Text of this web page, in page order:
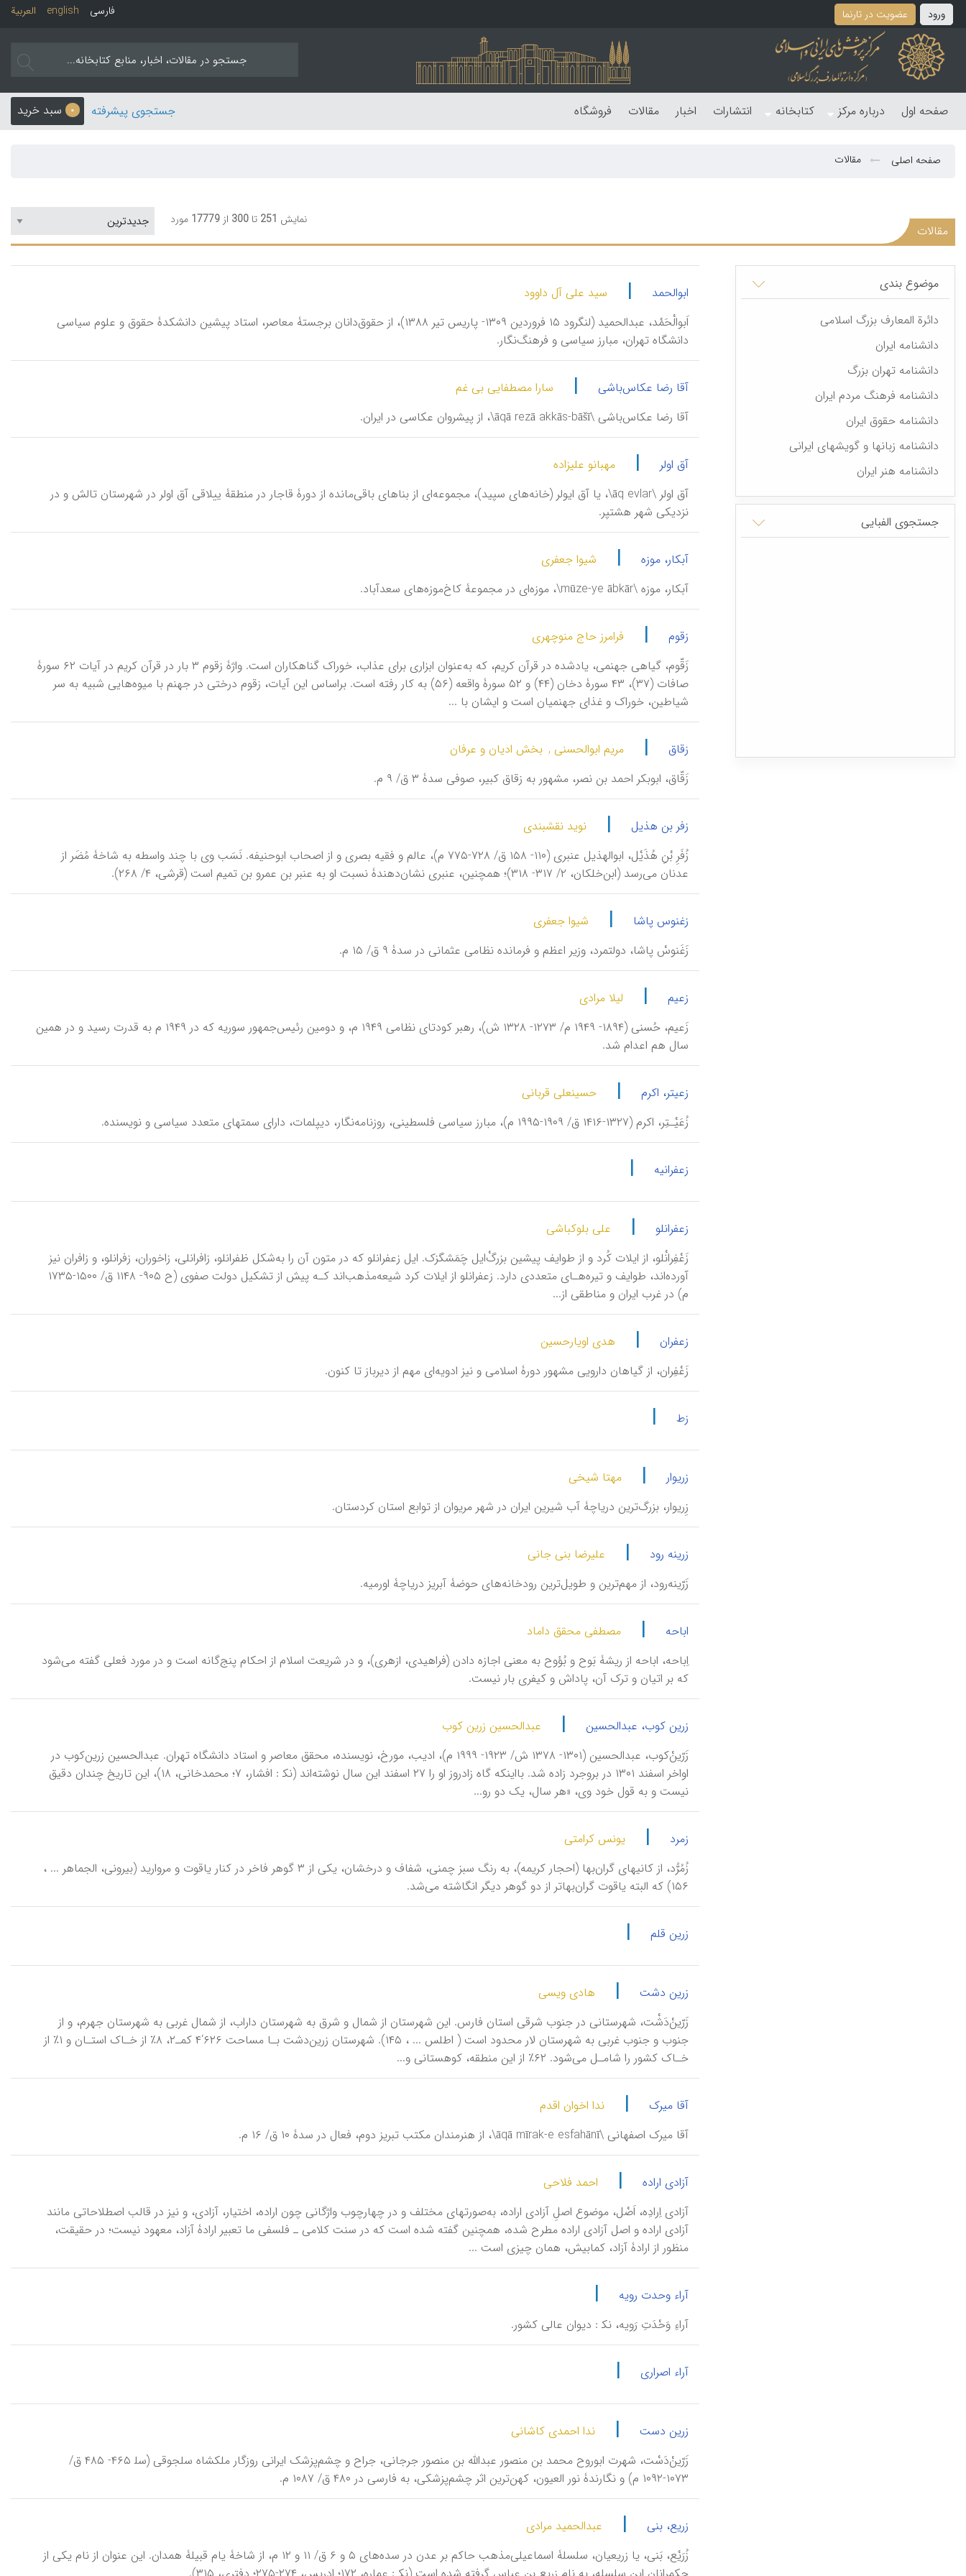
ورود عضویت در تارنما العربیة english فارسی
صفحه اول درباره مرکز کتابخانه انتشارات اخبار مقالات فروشگاه 0 سبد خرید جستجوی پیشرفته
صفحه اصلی مقالات
مقالات
نمایش 251 تا 300 از 17779 مورد
موضوع بندی
دائرة المعارف بزرگ اسلامی
دانشنامه ایران
دانشنامه تهران بزرگ
دانشنامه فرهنگ مردم ایران
دانشنامه حقوق ایران
دانشنامه زبانها و گویشهای ایرانی
دانشنامه هنر ایران
جستجوی الفبایی
ابوالحمد |
سید علی آل داوود
اَبوالْحَمْد، عبدالحمید (لنگرود ۱۵ فروردین ۱۳۰۹- پاریس تیر ۱۳۸۸)، از حقوق‌دانان برجستۀ معاصر، استاد پیشین دانشکدۀ حقوق و علوم سیاسی
دانشگاه تهران، مبارز سیاسی و فرهنگ‌نگار.
آقا رضا عکاس‌باشی |
سارا مصطفایی بی غم
آقا رضا عکاس‌باشی \āqā rezā akkās-bāšī\، از پیشروان عکاسی در ایران.
آق اولر |
مهبانو علیزاده
آق اولر \āq evlar\، یا آق ایولر (خانه‌های سپید)، مجموعه‌ای از بناهای باقی‌مانده از دورۀ قاجار در منطقۀ ییلاقی آق اولر در شهرستان تالش و در
نزدیکی شهر هشتپر.
آبکار، موزه |
شیوا جعفری
آبکار، موزه \mūze-ye ābkār\، موزه‌ای در مجموعۀ کاخ‌موزه‌های سعدآباد.
زقوم |
فرامرز حاج منوچهری
زَقّوم، گياهی جهنمی، يادشده در قرآن کريم، که به‌عنوان ابزاری برای عذاب، خوراک گناهکاران است. واژۀ زقوم ۳ بار در قرآن کريم در آيات ۶۲ سورۀ
صافات (۳۷)، ۴۳ سورۀ دخان (۴۴) و ۵۲ سورۀ واقعه (۵۶) به کار رفته است. براساس اين آيات، زقوم درختی در جهنم با ميوه‌هايی شبيه به سر
شياطين، خوراک و غذای جهنميان است و ايشان با ...
زقاق | مریم ابوالحسنی , بخش ادیان و عرفان
زَقّاق، ابوبکر احمد بن نصر، مشهور به زقاق کبیر، صوفی سدۀ ۳ ق/ ۹ م.
زفر بن هذیل |
نوید نقشبندی
زُفَرِ بْنِ هُذَیْل، ابوالهذیل عنبری (۱۱۰- ۱۵۸ ق/ ۷۲۸-۷۷۵ م)، عالم و فقیه بصری و از اصحاب ابوحنیفه. نَسَب وی با چند واسطه به شاخۀ مُضَر از
عدنان می‌رسد (ابن‌خلکان، ۲/ ۳۱۷- ۳۱۸)؛ همچنین، عنبری نشان‌دهندۀ نسبت او به عنبر بن عمرو بن تمیم است (قرشی، ۴/ ۲۶۸).
زغنوس پاشا |
شیوا جعفری
زَغَنوسْ پاشا، دولتمرد، وزیر اعظم و فرمانده نظامی عثمانی در سدۀ ۹ ق/ ۱۵ م.
زعیم |
لیلا مرادی
زَعیم، حُسنی (۱۸۹۴- ۱۹۴۹ م/ ۱۲۷۳- ۱۳۲۸ ش)، رهبر کودتای نظامی ۱۹۴۹ م، و دومین رئیس‌جمهور سوریه که در ۱۹۴۹ م به قدرت رسید و در همین
سال هم اعدام شد.
زعیتر، اکرم |
حسینعلی قربانی
زُعَیْـتِر، اکرم (۱۳۲۷-۱۴۱۶ ق/ ۱۹۰۹-۱۹۹۵ م)، مبارز سیاسی فلسطینی، روزنامه‌نگار، دیپلمات، دارای سمتهای متعدد سیاسی و نویسنده.
زعفرانیه |
زعفرانلو |
علی بلوکباشی
زَعْفِرانْلو، از ایلات کُرد و از طوایف پیشین بزرگْ‌ایل چَمَشگزک. ایل زعفرانلو که در متون آن را به‌شکل ظفرانلو، زافرانلی، زاخوران، زفرانلو، و زافران نیز
آورده‌اند، طوایف و تیره‌هـای متعددی دارد. زعفرانلو از ایلات کرد شیعه‌مذهب‌اند کـه پیش از تشکیل دولت صفوی (ح ۹۰۵- ۱۱۴۸ ق/ ۱۵۰۰-۱۷۳۵
م) در غرب ایران و مناطقی از...
زعفران |
هدی اویارحسین
زَعْفِران، از گیاهان دارویی مشهور دورۀ اسلامی و نیز ادویه‌ای مهم از دیرباز تا کنون.
زط |
زریوار |
مهتا شیخی
زِریوار، بزرگ‌ترین دریاچۀ آب شیرین ایران در شهر مریوان از توابع استان کردستان.
زرینه رود |
علیرضا بنی جانی
زَرّینه‌رود، از مهم‌ترین و طویل‌ترین رودخانه‌های حوضۀ آبریز دریاچۀ اورمیه.
اباحه |
مصطفی محقق داماد
اِباحه، اباحه از ریشۀ بَوح و بُؤوح به معنی اجازه دادن (فراهیدی، ازهری)، و در شریعت اسلام از احکام پنج‌گانه است و در مورد فعلی گفته می‌شود
که بر اتیان و ترک آن، پاداش و کیفری بار نیست.
زرین کوب، عبدالحسین |
عبدالحسین زرین کوب
زَرّینْ‌کوب، عبدالحسین (۱۳۰۱- ۱۳۷۸ ش/ ۱۹۲۳- ۱۹۹۹ م)، ادیب، مورخ، نویسنده، محقق معاصر و استاد دانشگاه تهران. عبدالحسین زرین‌کوب در
اواخر اسفند ۱۳۰۱ در بروجرد زاده شد. بااینکه گاه زادروز او را ۲۷ اسفند این سال نوشته‌اند (نک‍ : افشار، ۷؛ محمدخانی، ۱۸)، این تاریخ چندان دقیق
نیست و به قول خود وی، «هر سال، یک دو رو...
زمرد |
یونس کرامتی
زُمُرُّد، از کانیهای گران‌بها (احجار کریمه)، به رنگ سبز چمنی، شفاف و درخشان، یکی از ۳ گوهر فاخر در کنار یاقوت و مروارید (بیرونی، الجماهر ... ،
۱۵۶) که البته یاقوت گران‌بهاتر از دو گوهر دیگر ‌انگاشته می‌شد.
زرین قلم |
زرین دشت |
هادی ویسی
زَرّینْ‌دَشْت، شهرستانی در جنوب شرقی استان فارس. این شهرستان از شمال و شرق به شهرستان داراب، از شمال غربی به شهرستان جهرم، و از
جنوب و جنوب غربی به شهرستان لار محدود است ( اطلس ... ، ۱۴۵). شهرستان زرین‌دشت بـا مساحت ۶۲۶‘۴ کمـ۲، ۸٪ از خـا‌ک استـان و ۱٪ از
خـاک کشور را شامـل می‌شود. ۶۲٪ از این منطقه، کوهستانی و...
آقا میرک |
ندا اخوان اقدم
آقا میرک اصفهانی \āqā mīrak-e esfahānī\، از هنرمندان مکتب تبریز دوم، فعال در سدۀ ۱۰ ق/ ۱۶ م.
آزادی اراده |
احمد فلاحی
آزادی اِرادِه، اَصْل، موضوع اصلِ آزادی اراده، به‌صورتهای مختلف و در چهارچوب واژگانی چون اراده، اختیار، آزادی، و نیز در قالب اصطلاحاتی مانند
آزادی اراده و اصل آزادی اراده مطرح شده، همچنین گفته شده است که در سنت کلامی ـ فلسفی ما تعبیر ارادۀ آزاد، معهود نیست؛ در حقیقت،
منظور از ارادۀ آزاد، کمابیش، همان چیزی است ...
آراء وحدت رویه |
آراءِ وَحْدَتِ رَویه، نک‍ : دیوان عالی کشور.
آراء اصراری |
زرین دست |
ندا احمدی کاشانی
زَرّینْ‌دَسْت، شهرت ابوروح محمد بن منصور عبدالله بن منصور جرجانی، جراح و چشم‌پزشک ایرانی روزگار ملکشاه سلجوقی (سل‍ ۴۶۵- ۴۸۵ ق/
۱۰۷۳-۱۰۹۲ م) و نگارندۀ نور العیون، کهن‌ترین اثر چشم‌پزشکی، به فارسی در ۴۸۰ ق/ ۱۰۸۷ م.
زریع، بنی |
عبدالحمید مرادی
زُرَیْع، بَنی، یا زریعیان، سلسلۀ اسماعیلی‌مذهب حاکم بر عدن در سده‌های ۵ و ۶ ق/ ۱۱ و ۱۲ م، از شاخۀ یام قبیلۀ همدان. این عنوان از نام یکی از